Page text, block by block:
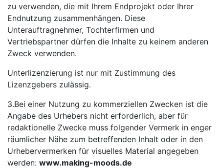
zu verwenden, die mit Ihrem Endprojekt oder Ihrer
Endnutzung zusammenhängen. Diese
Unterauftragnehmer, Tochterfirmen und
Vertriebspartner dürfen die Inhalte zu keinem anderen
Zweck verwenden.
Unterlizenzierung ist nur mit Zustimmung des
Lizenzgebers zulässig.
3.Bei einer Nutzung zu kommerziellen Zwecken ist die
Angabe des Urhebers nicht erforderlich, aber für
redaktionelle Zwecke muss folgender Vermerk in enger
räumlicher Nähe zum betreffenden Inhalt oder in den
Urhebervermerken für visuelles Material angegeben
werden: www.making-moods.de